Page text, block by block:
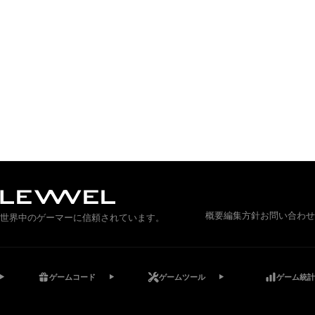
世界中のゲーマーに信頼されています。 概要編集方針お問い合わせ
ゲームコード ゲームツール ゲーム統計